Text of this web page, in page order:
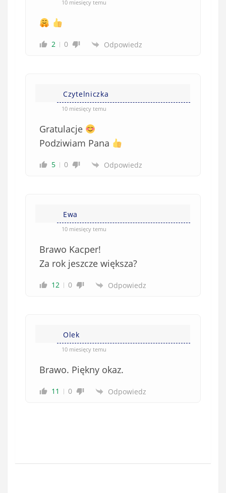
10 miesięcy temu
2 0 Odpowiedz
Czytelniczka
10 miesięcy temu
Gratulacje
Podziwiam Pana
5 0 Odpowiedz
Ewa
10 miesięcy temu
Brawo Kacper!
Za rok jeszcze większa?
12 0 Odpowiedz
Olek
10 miesięcy temu
Brawo. Piękny okaz.
11 0 Odpowiedz